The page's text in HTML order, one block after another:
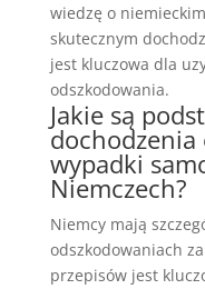
wiedzę o
skutecznym
jest kluczowa dla
odszkodowania.
Jakie są
dochodzenia
wypadki
Niemczech?
Niemcy mają
odszkodowaniach
przepisów jest